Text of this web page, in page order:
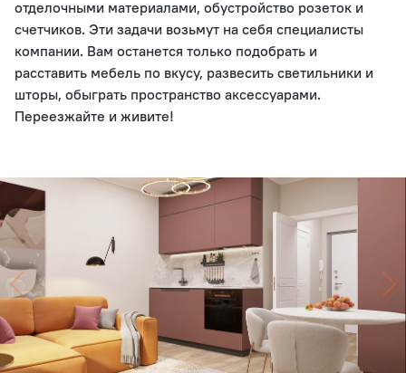
отделочными материалами, обустройство розеток и
счетчиков. Эти задачи возьмут на себя специалисты
компании. Вам останется только подобрать и
расставить мебель по вкусу, развесить светильники и
шторы, обыграть пространство аксессуарами.
Переезжайте и живите!